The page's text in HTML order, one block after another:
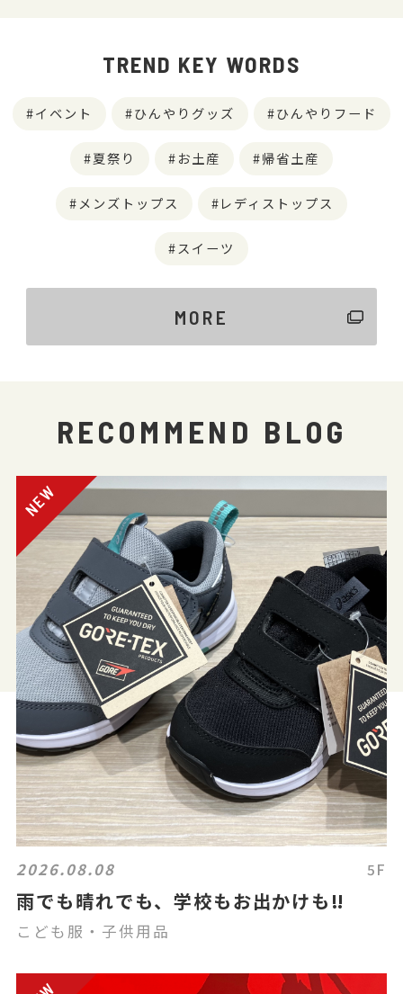
TREND KEY WORDS
イベント ひんやりグッズ ひんやりフード
夏祭り お土産 帰省土産
メンズトップス レディストップス
スイーツ
MORE
RECOMMEND BLOG
2026.08.08 5F
雨でも晴れでも、学校もお出かけも‼️
こども服・子供用品